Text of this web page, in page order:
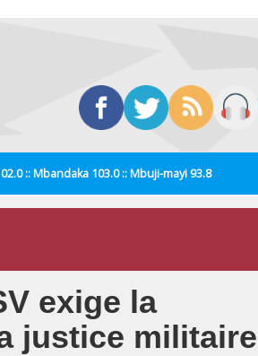
:: Mbandaka 103.0 :: Mbuji-mayi 93.8
exige la
justice militaire